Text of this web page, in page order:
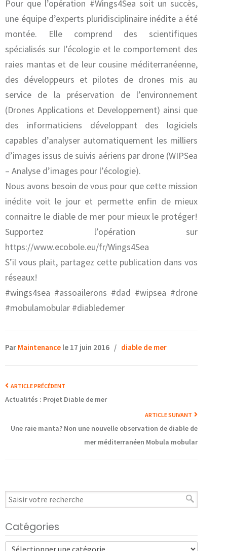
Pour que l’opération #Wings4Sea soit un succès,
une équipe d’experts pluridisciplinaire inédite a été
montée. Elle comprend des scientifiques
spécialisés sur l’écologie et le comportement des
raies mantas et de leur cousine méditerranéenne,
des développeurs et pilotes de drones mis au
service de la préservation de l’environnement
(Drones Applications et Developpement) ainsi que
des informaticiens développant des logiciels
capables d’analyser automatiquement les milliers
d’images issus de suivis aériens par drone (WIPSea
– Analyse d’images pour l’écologie).
Nous avons besoin de vous pour que cette mission
inédite voit le jour et permette enfin de mieux
connaitre le diable de mer pour mieux le protéger!
Supportez l’opération sur
https://www.ecobole.eu/fr/Wings4Sea
S’il vous plait, partagez cette publication dans vos
réseaux!
#wings4sea ‪#‎assoailerons‬ ‪#‎dad‬ ‪#‎wipsea‬ ‪#‎drone‬
‪#‎mobulamobular‬ ‪#‎diabledemer‬
Par Maintenance le 17 juin 2016 / diable de mer
ARTICLE PRÉCÉDENT
Actualités : Projet Diable de mer
ARTICLE SUIVANT
Une raie manta? Non une nouvelle observation de diable de
mer méditerranéen Mobula mobular
Catégories